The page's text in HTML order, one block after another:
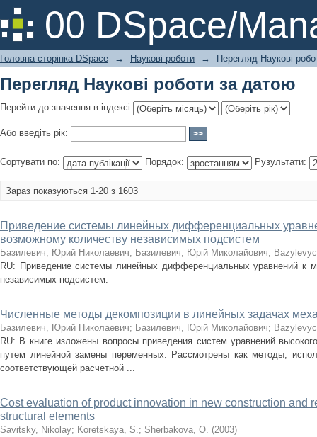
00 DSpace/
Перегляд Наукові роботи за датою
Головна сторінка DSpace → Наукові роботи → Перегляд Наукові
Перегляд Наукові роботи за датою
Перейти до значення в індексі:
Або введіть рік:
Сортувати по: Порядок: Рузультати:
Зараз показуються 1-20 з 1603
Приведение системы линейных дифференциальных
возможному количеству независимых подсистем
Базилевич, Юрий Николаевич; Базилевич, Юрій Миколайович;
RU: Приведение системы линейных дифференциальных уравнений к
независимых подсистем.
Численные методы декомпозиции в линейных задачах
Базилевич, Юрий Николаевич; Базилевич, Юрій Миколайович;
RU: В книге изложены вопросы приведения систем уравнений
путем линейной замены переменных. Рассмотрены как методы,
соответствующей расчетной ...
Cost evaluation of product innovation in new construction and
structural elements
Savitsky, Nikolay; Koretskaya, S.; Sherbakova, O. (2003)